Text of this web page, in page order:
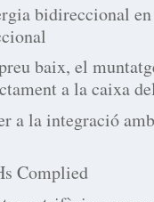
bidireccional
baix, el
a la caixa
a la integració
Complied